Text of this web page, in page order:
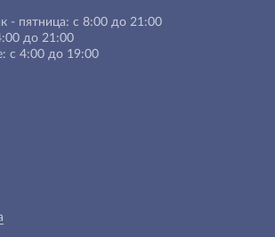
- пятница: с 8:00 до 21:00
до 21:00
с 4:00 до 19:00